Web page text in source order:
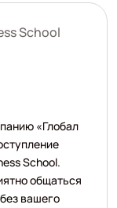
School
«Глобал
School.
общаться
вашего